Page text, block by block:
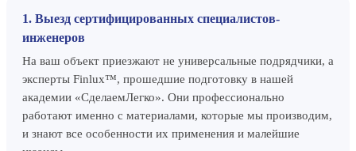
1. Выезд сертифицированных специалистов-
инженеров
На ваш объект приезжают не универсальные подрядчики, а
эксперты Finlux™, прошедшие подготовку в нашей
академии «СделаемЛегко». Они профессионально
работают именно с материалами, которые мы производим,
и знают все особенности их применения и малейшие